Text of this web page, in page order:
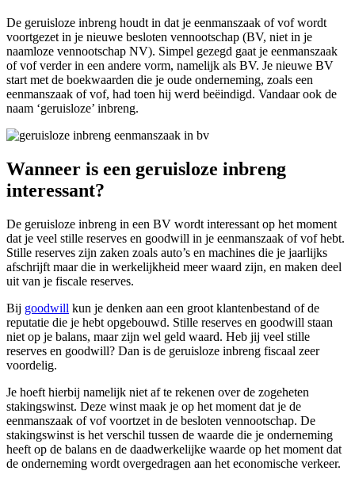
De geruisloze inbreng houdt in dat je eenmanszaak of vof wordt
voortgezet in je nieuwe besloten vennootschap (BV, niet in je
naamloze vennootschap NV). Simpel gezegd gaat je eenmanszaak
of vof verder in een andere vorm, namelijk als BV. Je nieuwe BV
start met de boekwaarden die je oude onderneming, zoals een
eenmanszaak of vof, had toen hij werd beëindigd. Vandaar ook de
naam ‘geruisloze’ inbreng.
Wanneer is een geruisloze inbreng
interessant?
De geruisloze inbreng in een BV wordt interessant op het moment
dat je veel stille reserves en goodwill in je eenmanszaak of vof hebt.
Stille reserves zijn zaken zoals auto’s en machines die je jaarlijks
afschrijft maar die in werkelijkheid meer waard zijn, en maken deel
uit van je fiscale reserves.
Bij goodwill kun je denken aan een groot klantenbestand of de
reputatie die je hebt opgebouwd. Stille reserves en goodwill staan
niet op je balans, maar zijn wel geld waard. Heb jij veel stille
reserves en goodwill? Dan is de geruisloze inbreng fiscaal zeer
voordelig.
Je hoeft hierbij namelijk niet af te rekenen over de zogeheten
stakingswinst. Deze winst maak je op het moment dat je de
eenmanszaak of vof voortzet in de besloten vennootschap. De
stakingswinst is het verschil tussen de waarde die je onderneming
heeft op de balans en de daadwerkelijke waarde op het moment dat
de onderneming wordt overgedragen aan het economische verkeer.